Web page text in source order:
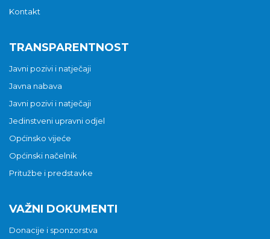
Kontakt
TRANSPARENTNOST
Javni pozivi i natječaji
Javna nabava
Javni pozivi i natječaji
Jedinstveni upravni odjel
Općinsko vijeće
Općinski načelnik
Pritužbe i predstavke
VAŽNI DOKUMENTI
Donacije i sponzorstva